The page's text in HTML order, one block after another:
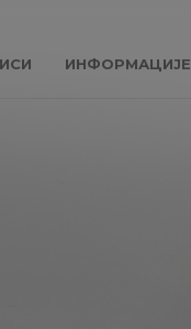
ИНФОРМАЦИЈЕ